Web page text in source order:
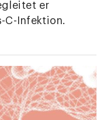
er
C-Infektion.